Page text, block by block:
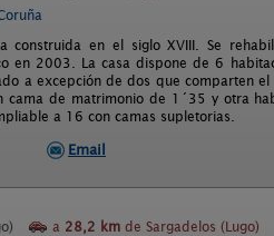
construida en el siglo XVIII. Se
en 2003. La casa dispone de 6
a excepción de dos que comparten
de matrimonio de 1´35 y otra
a 16 con camas supletorias.
Email
a 28,2 km de Sargadelos (Lugo)